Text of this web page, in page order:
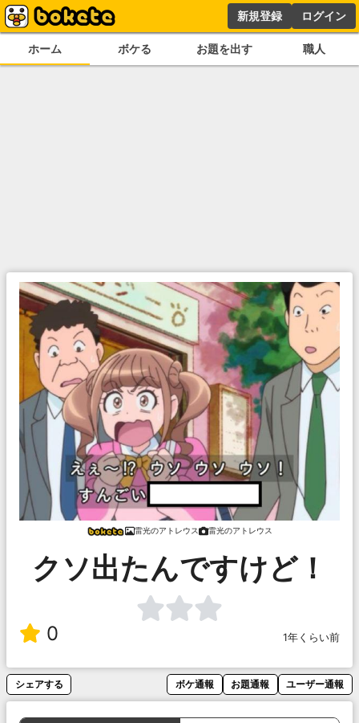
新規登録 ログイン
ホーム ボケる お題を出す 職人
雷光のアトレウス 雷光のアトレウス
クソ出たんですけど！
0 1年くらい前
シェアする ボケ通報 お題通報 ユーザー通報